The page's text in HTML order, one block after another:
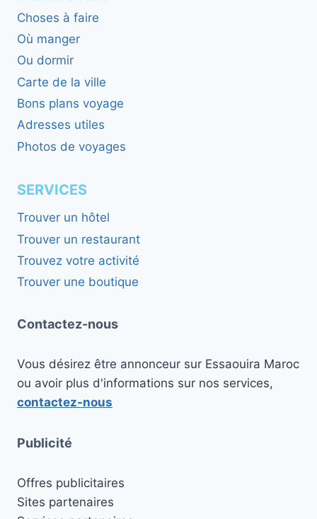
Choses à faire
Où manger
Ou dormir
Carte de la ville
Bons plans voyage
Adresses utiles
Photos de voyages
SERVICES
Trouver un hôtel
Trouver un restaurant
Trouvez votre activité
Trouver une boutique
Contactez-nous
Vous désirez être annonceur sur Essaouira Maroc
ou avoir plus d'informations sur nos services,
contactez-nous
Publicité
Offres publicitaires
Sites partenaires